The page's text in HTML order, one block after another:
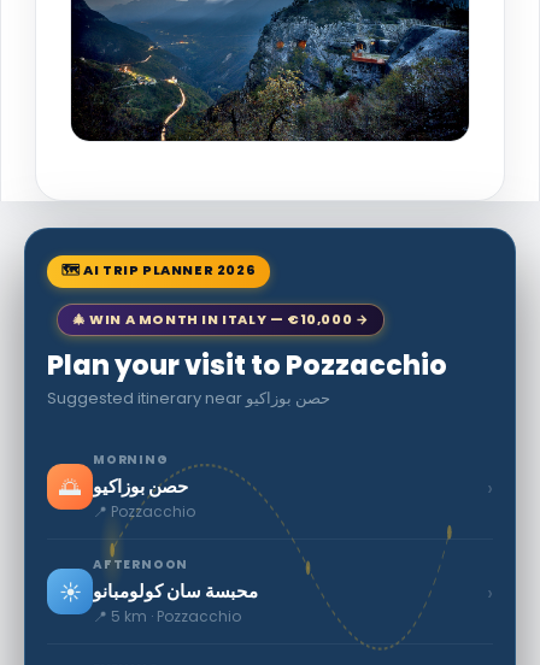
🗺 AI TRIP PLANNER 2026
🎄 WIN A MONTH IN ITALY — €10,000 →
Plan your visit to Pozzacchio
Suggested itinerary near حصن بوزاكيو
🌅
MORNING
حصن بوزاكيو
📍 Pozzacchio
›
☀️
AFTERNOON
محبسة سان كولومبانو
📍 5 km · Pozzacchio
›